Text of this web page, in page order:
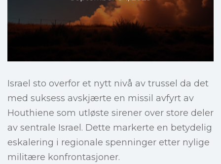
Israel sto overfor et nytt nivå av trussel da det
med suksess avskjærte en missil avfyrt av
Houthiene som utløste sirener over store deler
av sentrale Israel. Dette markerte en betydelig
eskalering i regionale spenninger etter nylige
militære konfrontasjoner.